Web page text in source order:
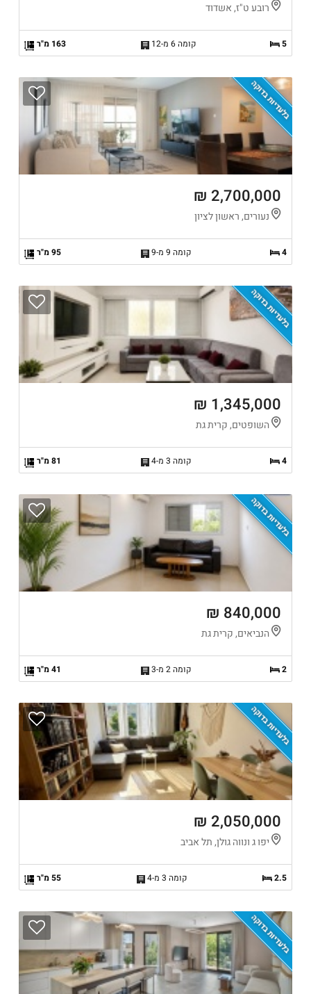
רובע ט"ז, אשדוד
5 קומה 6 מ-12 163 מ"ר
בלעדיות בדוקה
2,700,000 ₪
נעורים, ראשון לציון
4 קומה 9 מ-9 95 מ"ר
בלעדיות בדוקה
1,345,000 ₪
השופטים, קרית גת
4 קומה 3 מ-4 81 מ"ר
בלעדיות בדוקה
840,000 ₪
הנביאים, קרית גת
2 קומה 2 מ-3 41 מ"ר
בלעדיות בדוקה
2,050,000 ₪
יפו ג ונווה גולן, תל אביב
2.5 קומה 3 מ-4 55 מ"ר
בלעדיות בדוקה